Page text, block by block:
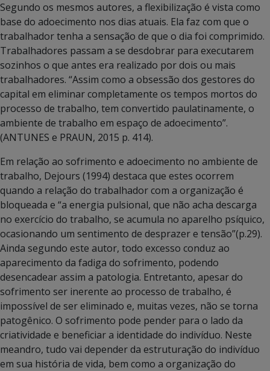
Segundo os mesmos autores, a flexibilização é vista como
base do adoecimento nos dias atuais. Ela faz com que o
trabalhador tenha a sensação de que o dia foi comprimido.
Trabalhadores passam a se desdobrar para executarem
sozinhos o que antes era realizado por dois ou mais
trabalhadores. “Assim como a obsessão dos gestores do
capital em eliminar completamente os tempos mortos do
processo de trabalho, tem convertido paulatinamente, o
ambiente de trabalho em espaço de adoecimento”.
(ANTUNES e PRAUN, 2015 p. 414).
Em relação ao sofrimento e adoecimento no ambiente de
trabalho, Dejours (1994) destaca que estes ocorrem
quando a relação do trabalhador com a organização é
bloqueada e “a energia pulsional, que não acha descarga
no exercício do trabalho, se acumula no aparelho psíquico,
ocasionando um sentimento de desprazer e tensão”(p.29).
Ainda segundo este autor, todo excesso conduz ao
aparecimento da fadiga do sofrimento, podendo
desencadear assim a patologia. Entretanto, apesar do
sofrimento ser inerente ao processo de trabalho, é
impossível de ser eliminado e, muitas vezes, não se torna
patogênico. O sofrimento pode pender para o lado da
criatividade e beneficiar a identidade do indivíduo. Neste
meandro, tudo vai depender da estruturação do indivíduo
em sua história de vida, bem como a organização do